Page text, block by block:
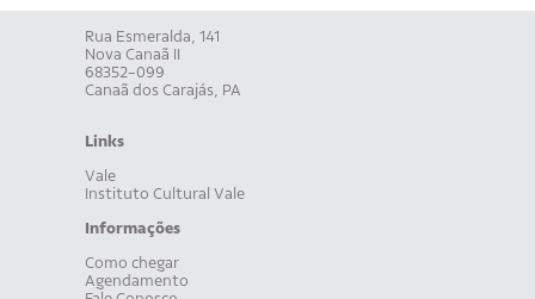
Rua Esmeralda, 141
Nova Canaã II
68352-099
Canaã dos Carajás, PA
Links
Vale
Instituto Cultural Vale
Informações
Como chegar
Agendamento